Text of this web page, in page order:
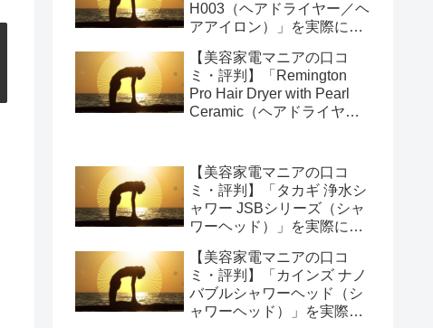
H003（ヘアドライヤー／ヘ
アアイロン）」を実際に使
【美容家電マニアの口コ
ミ・評判】「Remington
Pro Hair Dryer with Pearl
Ceramic（ヘアドライヤー
【美容家電マニアの口コ
ミ・評判】「タカギ 浄水シ
ャワー JSBシリーズ（シャ
ワーヘッド）」を実際に使
【美容家電マニアの口コ
ミ・評判】「カインズ ナノ
バブルシャワーヘッド（シ
ャワーヘッド）」を実際に